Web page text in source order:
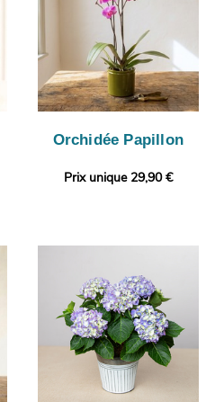
Orchidée Papillon
Prix unique 29,90 €